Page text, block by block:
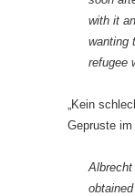
with it
wanting
refugee
„Kein
Gepruste im